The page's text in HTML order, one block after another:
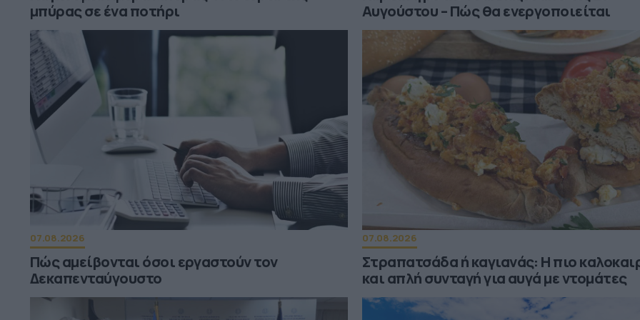
μπύρας σε ένα ποτήρι
Αυγούστου – Πώς θα ενεργοποιείται
07.08.2026
Πώς αμείβονται όσοι εργαστούν τον
Δεκαπενταύγουστο
07.08.2026
Στραπατσάδα ή καγιανάς: Η πιο
και απλή συνταγή για αυγά με ντομάτες